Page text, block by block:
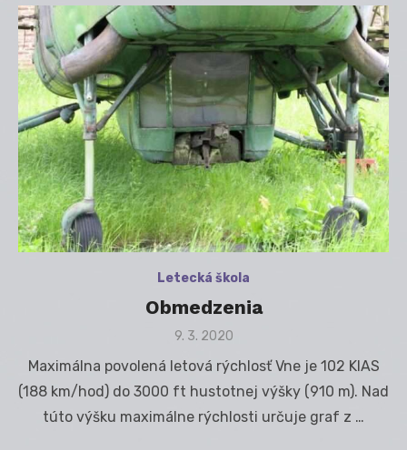
Letecká škola
Obmedzenia
Posted
9. 3. 2020
Maximálna povolená letová rýchlosť Vne je 102 KIAS
(188 km/hod) do 3000 ft hustotnej výšky (910 m). Nad
túto výšku maximálne rýchlosti určuje graf z …